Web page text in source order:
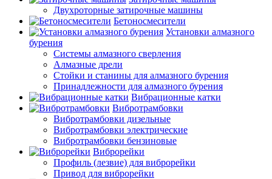
Двухроторные затирочные машины
Бетоносмесители
Установки алмазного
бурения
Системы алмазного сверления
Алмазные дрели
Стойки и станины для алмазного бурения
Принадлежности для алмазного бурения
Вибрационные катки
Вибротрамбовки
Вибротрамбовки дизельные
Вибротрамбовки электрические
Вибротрамбовки бензиновые
Виброрейки
Профиль (лезвие) для виброрейки
Привод для виброрейки